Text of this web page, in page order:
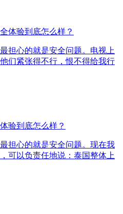
体验到底怎么样？
担心的就是安全问题。电视上
们紧张得不行，恨不得给我行
验到底怎么样？
担心的就是安全问题。现在我
可以负责任地说：泰国整体上